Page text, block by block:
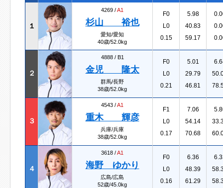
１
4269 /A1
杉山 裕也
愛知/愛知
40歳/52.0kg
F0
L0
0.15
5.98
40.83
59.17
２
4888 / B1
金児 隆太
群馬/長野
38歳/52.0kg
F0
L0
0.21
5.01
29.79
46.81
３
4543 /A1
重木 輝彦
兵庫/兵庫
38歳/52.0kg
F1
L0
0.17
7.06
54.14
70.68
４
3618 /A1
海野 ゆかり
広島/広島
52歳/45.0kg
F0
L0
0.16
6.36
48.39
61.29